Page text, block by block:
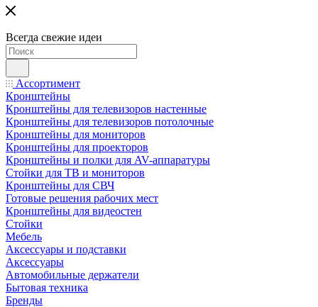
Всегда свежие идеи
Ассортимент
Кронштейны
Кронштейны для телевизоров настенные
Кронштейны для телевизоров потолочные
Кронштейны для мониторов
Кронштейны для проекторов
Кронштейны и полки для AV-аппаратуры
Стойки для ТВ и мониторов
Кронштейны для СВЧ
Готовые решения рабочих мест
Кронштейны для видеостен
Стойки
Мебель
Аксессуары и подставки
Аксессуары
Автомобильные держатели
Бытовая техника
Бренды